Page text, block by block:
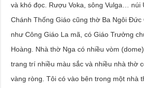
và khó đọc. Rượu Voka, sông Vulga… núi
Chánh Thống Giáo cũng thờ Ba Ngôi Đức
như Công Giáo La mã, có Giáo Trưởng
Hoàng. Nhà thờ Nga có nhiều vòm
trang trí nhiều màu sắc và nhiều nhà thờ
vàng ròng. Tôi có vào bên trong một nhà